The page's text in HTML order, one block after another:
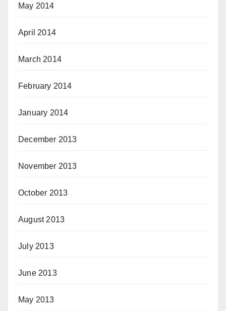
May 2014
April 2014
March 2014
February 2014
January 2014
December 2013
November 2013
October 2013
August 2013
July 2013
June 2013
May 2013